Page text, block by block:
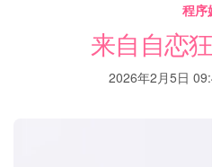
程序
来自自恋
2026年2月5日